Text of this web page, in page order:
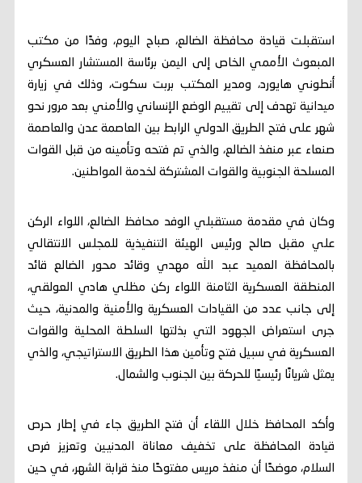
استقبلت قيادة محافظة الضالع، صباح اليوم، وفدًا من مكتب
المبعوث الأممي الخاص إلى اليمن برئاسة المستشار العسكري
أنطوني هايورد، ومدير المكتب بربت سكوت، وذلك في زيارة
ميدانية تهدف إلى تقييم الوضع الإنساني والأمني بعد مرور نحو
شهر على فتح الطريق الدولي الرابط بين العاصمة عدن والعاصمة
صنعاء عبر منفذ الضالع، والذي تم فتحه وتأمينه من قبل القوات
المسلحة الجنوبية والقوات المشتركة لخدمة المواطنين.
وكان في مقدمة مستقبلي الوفد محافظ الضالع، اللواء الركن
علي مقبل صالح ورئيس الهيئة التنفيذية للمجلس الانتقالي
بالمحافظة العميد عبد الله مهدي وقائد محور الضالع قائد
المنطقة العسكرية الثامنة اللواء ركن مظلي هادي العولقي،
إلى جانب عدد من القيادات العسكرية والأمنية والمدنية، حيث
جرى استعراض الجهود التي بذلتها السلطة المحلية والقوات
العسكرية في سبيل فتح وتأمين هذا الطريق الاستراتيجي، والذي
يمثل شريانًا رئيسيًا للحركة بين الجنوب والشمال.
وأكد المحافظ خلال اللقاء أن فتح الطريق جاء في إطار حرص
قيادة المحافظة على تخفيف معاناة المدنيين وتعزيز فرص
السلام، موضحًا أن منفذ مريس مفتوحًا منذ قرابة الشهر، في حين